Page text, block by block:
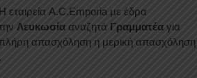
Η εταιρεία A.C.Emporia με έδρα
Λευκωσίααναζητά Γραμματέαγια
απασχόληση η μερική απασχόληση
.